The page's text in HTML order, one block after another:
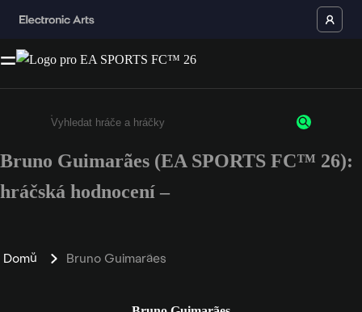
Enter a minimum of 3 characters or numbers
Bruno Guimarães (EA SPORTS FC™ 26):
hráčská hodnocení –
Domů Bruno Guimarães